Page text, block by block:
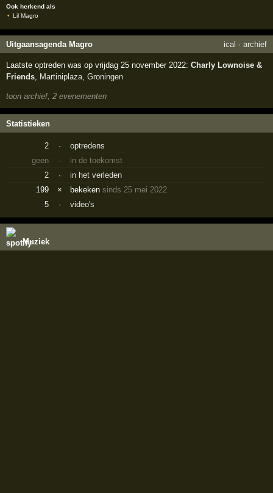
Ook herkend als
Lil Magro
Uitgaansagenda Magro ical · archief
Laatste optreden was op vrijdag 25 november 2022:Charly Lownoise &
Friends, Martiniplaza,Groningen
toon archief, 2 evenementen
Statistieken
2 ·
optredens
geen
·
in de toekomst
2
·
in het verleden
199
× bekekensinds 25 mei 2022
5
· video's
Muziek